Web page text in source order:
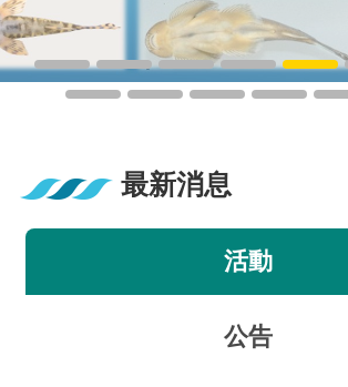
關
於
務
介
最新消息
活動
公告